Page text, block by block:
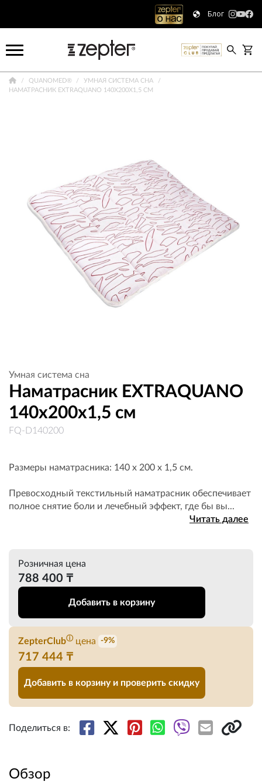
Блог
QUANOMED®
УМНАЯ СИСТЕМА СНА
НАМАТРАСНИК EXTRAQUANO 140X200Х1,5 СМ
Умная система сна
Наматрасник EXTRAQUANO
140x200х1,5 см
FQ-D140200
Размеры наматрасника: 140 х 200 х 1,5 см.
Превосходный текстильный наматрасник обеспечивает
полное снятие боли и лечебный эффект, где бы вы...
Читать далее
Розничная цена
788 400 ₸
Добавить в корзину
ZepterClubⓘ цена -9%
717 444 ₸
Добавить в корзину и проверить скидку
Поделиться в:
Обзор